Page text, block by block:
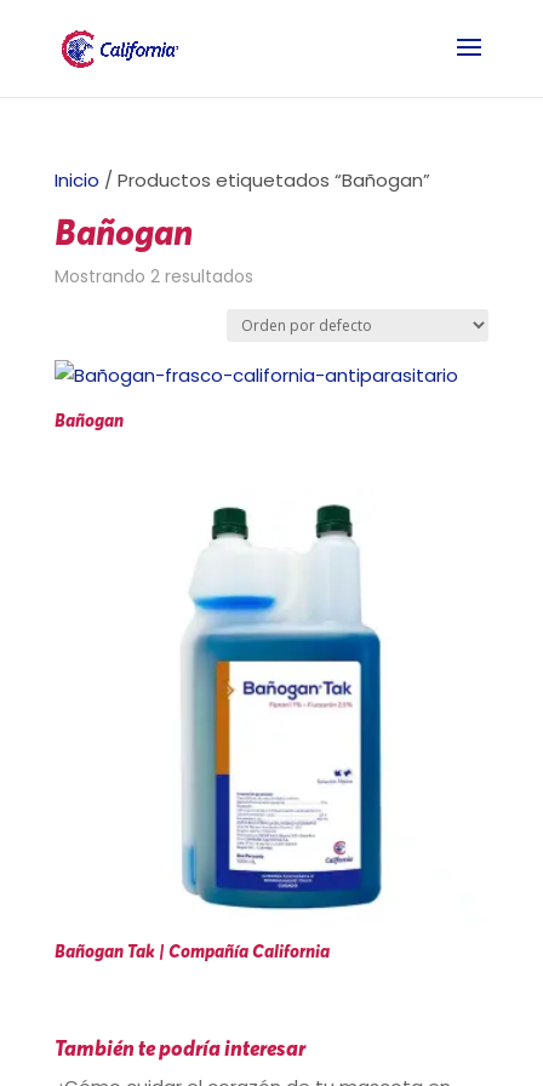
Inicio / Productos etiquetados “Bañogan”
Bañogan
Mostrando 2 resultados
Bañogan
Bañogan Tak | Compañía California
También te podría interesar